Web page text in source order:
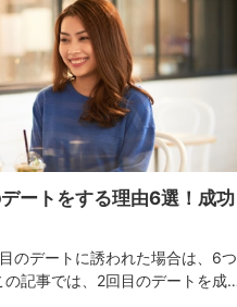
ートをする理由6選！成功
のデートに誘われた場合は、6つ
記事では、2回目のデートを成